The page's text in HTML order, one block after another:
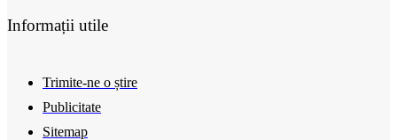
Informații utile
Trimite-ne o știre
Publicitate
Sitemap